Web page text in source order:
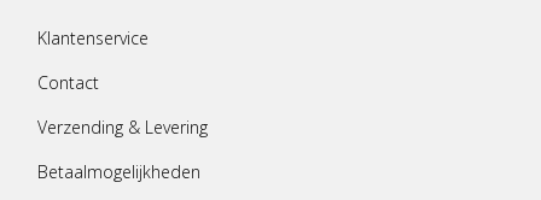
Klantenservice
Contact
Verzending & Levering
Betaalmogelijkheden